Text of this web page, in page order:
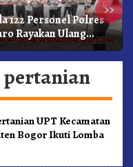
»
122 Personel Polres
Rayakan Ulang
Bersama
UPT Kecamatan
Bogor Ikuti Lomba